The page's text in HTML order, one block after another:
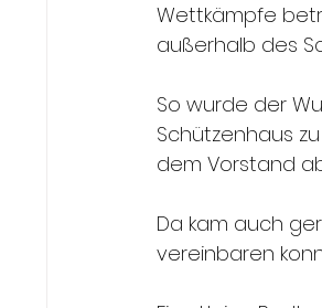
Wettkämpfe
außerhalb des
So wurde der
Schützenhaus
dem Vorstand
Da kam auch
vereinbaren